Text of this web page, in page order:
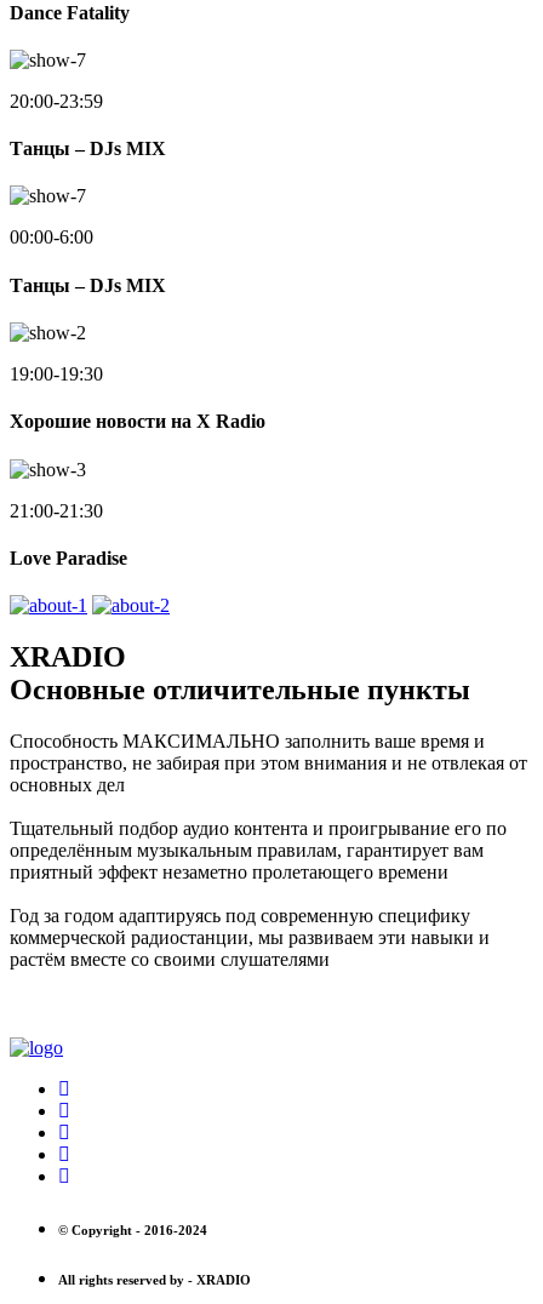
Dance Fatality
20:00-23:59
Танцы – DJs MIX
00:00-6:00
Танцы – DJs MIX
19:00-19:30
Хорошие новости на X Radio
21:00-21:30
Love Paradise
XRADIO
Основные отличительные пункты
Способность МАКСИМАЛЬНО заполнить ваше время и
пространство, не забирая при этом внимания и не отвлекая от
основных дел
Тщательный подбор аудио контента и проигрывание его по
определённым музыкальным правилам, гарантирует вам
приятный эффект незаметно пролетающего времени
Год за годом адаптируясь под современную специфику
коммерческой радиостанции, мы развиваем эти навыки и
растём вместе со своими слушателями
© Copyright - 2016-2024
All rights reserved by - XRADIO